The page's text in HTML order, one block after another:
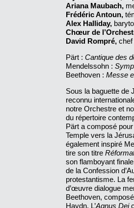
Ariana Maubach,
Frédéric Antoun,
Alex Halliday,
Chœur de
David Rompré,
Pärt :Cantique des
Mendelssohn :
Beethoven :Messe
Sous la baguette de
reconnu
notre Orchestre et
du répertoire
Pärt a composé
Temple vers la
également inspiré
tire son titre
son flamboyant
de la Confession
protestantisme. La
d’œuvre dialogue
Beethoven,
Haydn. L’Agnus Dei